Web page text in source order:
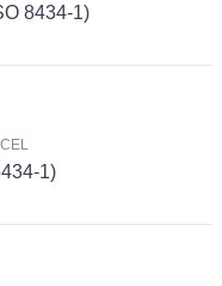
8434-1)
1)